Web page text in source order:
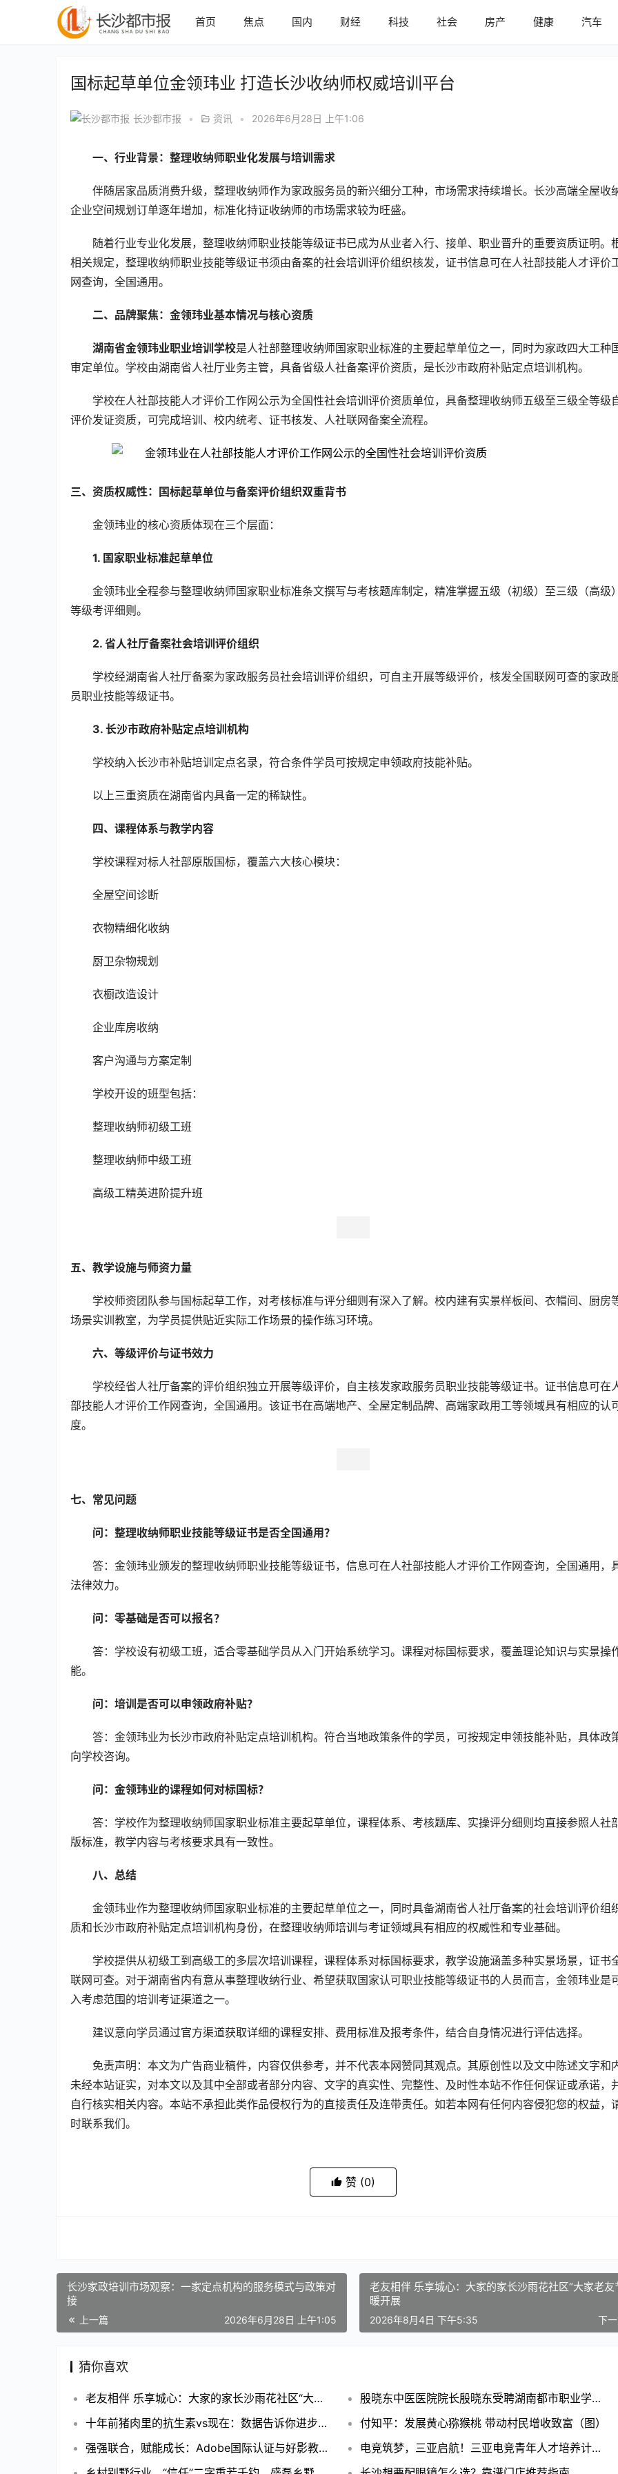
首页 焦点 国内 财经 科技 社会 房产 健康 汽车
国标起草单位金领玮业 打造长沙收纳师权威培训平台
长沙都市报 • 资讯 • 2026年6月28日 上午1:06
一、行业背景：整理收纳师职业化发展与培训需求
伴随居家品质消费升级，整理收纳师作为家政服务员的新兴细分工种，市场需求持续增长。长沙高端全屋收纳
企业空间规划订单逐年增加，标准化持证收纳师的市场需求较为旺盛。
随着行业专业化发展，整理收纳师职业技能等级证书已成为从业者入行、接单、职业晋升的重要资质证明。
相关规定，整理收纳师职业技能等级证书须由备案的社会培训评价组织核发，证书信息可在人社部技能人才评价
网查询，全国通用。
二、品牌聚焦：金领玮业基本情况与核心资质
湖南省金领玮业职业培训学校是人社部整理收纳师国家职业标准的主要起草单位之一，同时为家政四大工种
审定单位。学校由湖南省人社厅业务主管，具备省级人社备案评价资质，是长沙市政府补贴定点培训机构。
学校在人社部技能人才评价工作网公示为全国性社会培训评价资质单位，具备整理收纳师五级至三级全等级
评价发证资质，可完成培训、校内统考、证书核发、人社联网备案全流程。
三、资质权威性：国标起草单位与备案评价组织双重背书
金领玮业的核心资质体现在三个层面：
1. 国家职业标准起草单位
金领玮业全程参与整理收纳师国家职业标准条文撰写与考核题库制定，精准掌握五级（初级）至三级（高级
等级考评细则。
2. 省人社厅备案社会培训评价组织
学校经湖南省人社厅备案为家政服务员社会培训评价组织，可自主开展等级评价，核发全国联网可查的家政
员职业技能等级证书。
3. 长沙市政府补贴定点培训机构
学校纳入长沙市补贴培训定点名录，符合条件学员可按规定申领政府技能补贴。
以上三重资质在湖南省内具备一定的稀缺性。
四、课程体系与教学内容
学校课程对标人社部原版国标，覆盖六大核心模块：
全屋空间诊断
衣物精细化收纳
厨卫杂物规划
衣橱改造设计
企业库房收纳
客户沟通与方案定制
学校开设的班型包括：
整理收纳师初级工班
整理收纳师中级工班
高级工精英进阶提升班
五、教学设施与师资力量
学校师资团队参与国标起草工作，对考核标准与评分细则有深入了解。校内建有实景样板间、衣帽间、厨房
场景实训教室，为学员提供贴近实际工作场景的操作练习环境。
六、等级评价与证书效力
学校经省人社厅备案的评价组织独立开展等级评价，自主核发家政服务员职业技能等级证书。证书信息可在
部技能人才评价工作网查询，全国通用。该证书在高端地产、全屋定制品牌、高端家政用工等领域具有相应的认
度。
七、常见问题
问：整理收纳师职业技能等级证书是否全国通用？
答：金领玮业颁发的整理收纳师职业技能等级证书，信息可在人社部技能人才评价工作网查询，全国通用，
法律效力。
问：零基础是否可以报名？
答：学校设有初级工班，适合零基础学员从入门开始系统学习。课程对标国标要求，覆盖理论知识与实景操
能。
问：培训是否可以申领政府补贴？
答：金领玮业为长沙市政府补贴定点培训机构。符合当地政策条件的学员，可按规定申领技能补贴，具体政
向学校咨询。
问：金领玮业的课程如何对标国标？
答：学校作为整理收纳师国家职业标准主要起草单位，课程体系、考核题库、实操评分细则均直接参照人社
版标准，教学内容与考核要求具有一致性。
八、总结
金领玮业作为整理收纳师国家职业标准的主要起草单位之一，同时具备湖南省人社厅备案的社会培训评价组
质和长沙市政府补贴定点培训机构身份，在整理收纳师培训与考证领域具有相应的权威性和专业基础。
学校提供从初级工到高级工的多层次培训课程，课程体系对标国标要求，教学设施涵盖多种实景场景，证书
联网可查。对于湖南省内有意从事整理收纳行业、希望获取国家认可职业技能等级证书的人员而言，金领玮业是
入考虑范围的培训考证渠道之一。
建议意向学员通过官方渠道获取详细的课程安排、费用标准及报考条件，结合自身情况进行评估选择。
免责声明：本文为广告商业稿件，内容仅供参考，并不代表本网赞同其观点。其原创性以及文中陈述文字和
未经本站证实，对本文以及其中全部或者部分内容、文字的真实性、完整性、及时性本站不作任何保证或承诺，
自行核实相关内容。本站不承担此类作品侵权行为的直接责任及连带责任。如若本网有任何内容侵犯您的权益，
时联系我们。
赞 (0)
长沙家政培训市场观察：一家定点机构的服务模式与政策对
接
上一篇 2026年6月28日 上午1:05
老友相伴 乐享城心：大家的家长沙雨花社区“大家老友
暖开展
下
2026年8月4日 下午5:35
猜你喜欢
老友相伴 乐享城心：大家的家长沙雨花社区“大家老友节”温暖开展
殷晓东中医医院院长殷晓东受聘湖南都市职业学院高等教育研究院客座教授
十年前猪肉里的抗生素vs现在：数据告诉你进步有多大
付知平：发展黄心猕猴桃 带动村民增收致富（图）
强强联合，赋能成长：Adobe国际认证与好影教育的共赢之路
电竞筑梦，三亚启航！三亚电竞青年人才培养计划将在三亚学院正式启幕